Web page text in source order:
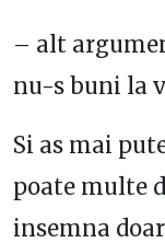
– alt
nu-s buni la
Si as mai
poate multe
insemna